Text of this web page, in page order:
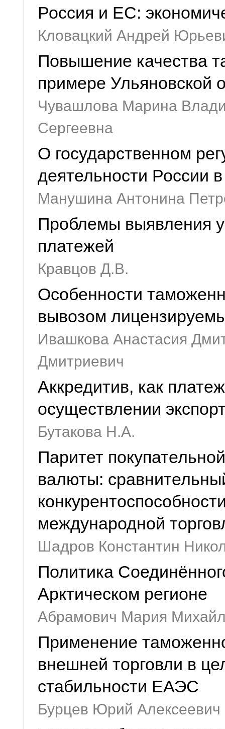
Россия и ЕС:
Кловацкий Андрей
Повышение качества
примере Ульяновской
Чувашлова Марина
Сергеевна
О государственном
деятельности России
Манушина Антонина
Проблемы выявления
платежей
Кравцов Д.В.
Особенности
вывозом
Ивашкова Анастасия
Дмитриевич
Аккредитив, как
осуществлении
Бутакова Н.А.
Паритет
валюты:
международной
Шадров Константин
Политика
Арктическом регионе
Абрамович Мария
Применение
внешней торговли в
стабильности ЕАЭС
Бурцев Юрий Алексеевич